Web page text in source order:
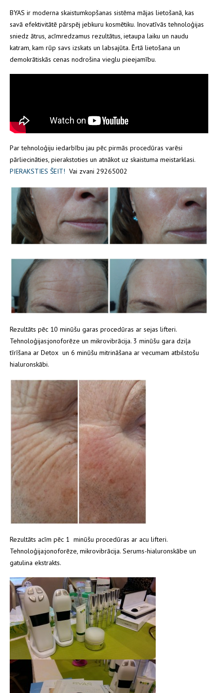
BYAS ir moderna skaistumkopšanas sistēma mājas lietošanā, kas
savā efektivitātē pārspēj jebkuru kosmētiku. Inovatīvās tehnoloģijas
sniedz ātrus, acīmredzamus rezultātus, ietaupa laiku un naudu
katram, kam rūp savs izskats un labsajūta. Ērtā lietošana un
demokrātiskās cenas nodrošina vieglu pieejamību.
Par tehnoloģiju iedarbību jau pēc pirmās procedūras varēsi
pārliecināties, pierakstoties un atnākot uz skaistuma meistarklasi.
PIERAKSTIES ŠEIT! Vai zvani 29265002
Rezultāts pēc 10 minūšu garas procedūras ar sejas lifteri.
Tehnoloģijas:jonoforēze un mikrovibrācija. 3 minūšu gara dziļa
tīrīšana ar Detox un 6 minūšu mitrināšana ar vecumam atbilstošu
hialuronskābi.
Rezultāts acīm pēc 1 minūšu procedūras ar acu lifteri.
Tehnoloģija:jonoforēze, mikrovibrācija. Serums-hialuronskābe un
gatulina ekstrakts.